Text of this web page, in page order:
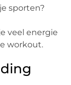
sporten?
veel energie
workout.